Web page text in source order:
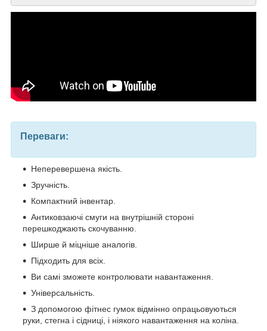
Переваги:
Неперевершена якість.
Зручність.
Компактний інвентар.
Антиковзаючі смуги на внутрішній стороні
перешкоджають скочуванню.
Ширше й міцніше аналогів.
Підходить для всіх.
Ви самі зможете контролювати навантаження.
Універсальність.
З допомогою фітнес гумок відмінно опрацьовуються
руки, стегна і сідниці, і ніякого навантаження на коліна.